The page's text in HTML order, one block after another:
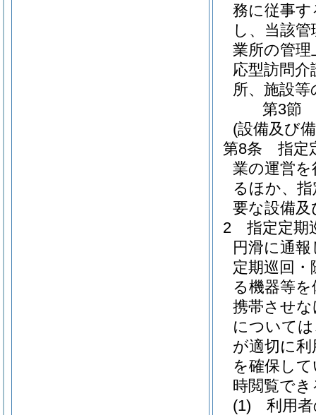
務に従事
し、当該
業所の管理
応型訪問
所、施設
第3節
(設備及び
第8条
指定
業の運営
るほか、
要な設備
2
指定定期
円滑に通
定期巡回
る機器等
携帯させ
について
が適切に
を確保し
時閲覧で
(1)
利用